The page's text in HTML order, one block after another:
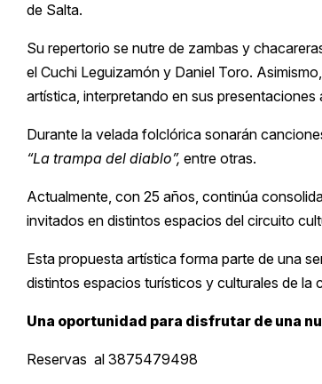
de Salta.
Su repertorio se nutre de zambas y
el Cuchi Leguizamón y Daniel Toro.
artística, interpretando en sus
Durante la velada folclórica sonarán
“La trampa del diablo”, entre otras.
Actualmente, con 25 años, continúa
invitados en distintos espacios del circuito
Esta propuesta artística forma parte de una
distintos espacios turísticos y culturales de la
Una oportunidad para disfrutar de una
Reservas al 3875479498